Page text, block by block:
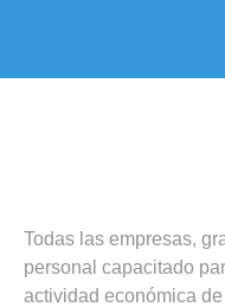
Todas las empresas,
personal capacitado
actividad económica